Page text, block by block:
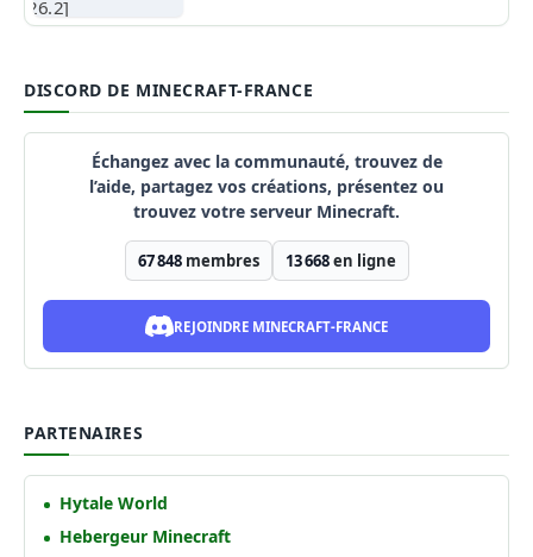
DISCORD DE MINECRAFT-FRANCE
Échangez avec la communauté, trouvez de
l’aide, partagez vos créations, présentez ou
trouvez votre serveur Minecraft.
67 848membres 13 668en ligne
REJOINDRE MINECRAFT-FRANCE
PARTENAIRES
Hytale World
Hebergeur Minecraft